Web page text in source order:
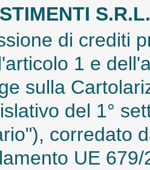
S.R.L.
di crediti
1 e
sulla
del 1°
corredato
UE